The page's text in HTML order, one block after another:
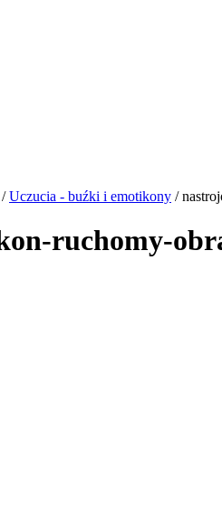
/Uczucia - buźki i emotikony /
ruchomy-